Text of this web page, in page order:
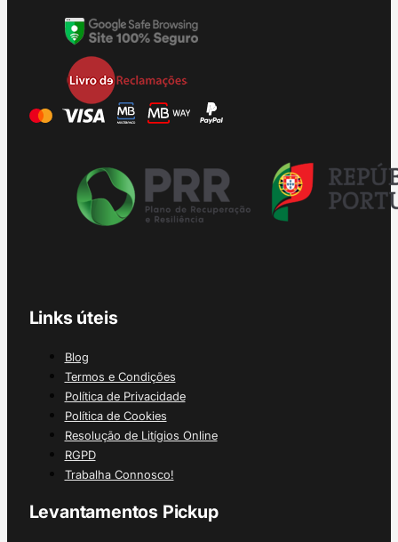
Links úteis
Blog
Termos e Condições
Política de Privacidade
Política de Cookies
Resolução de Litígios Online
RGPD
Trabalha Connosco!
Levantamentos Pickup